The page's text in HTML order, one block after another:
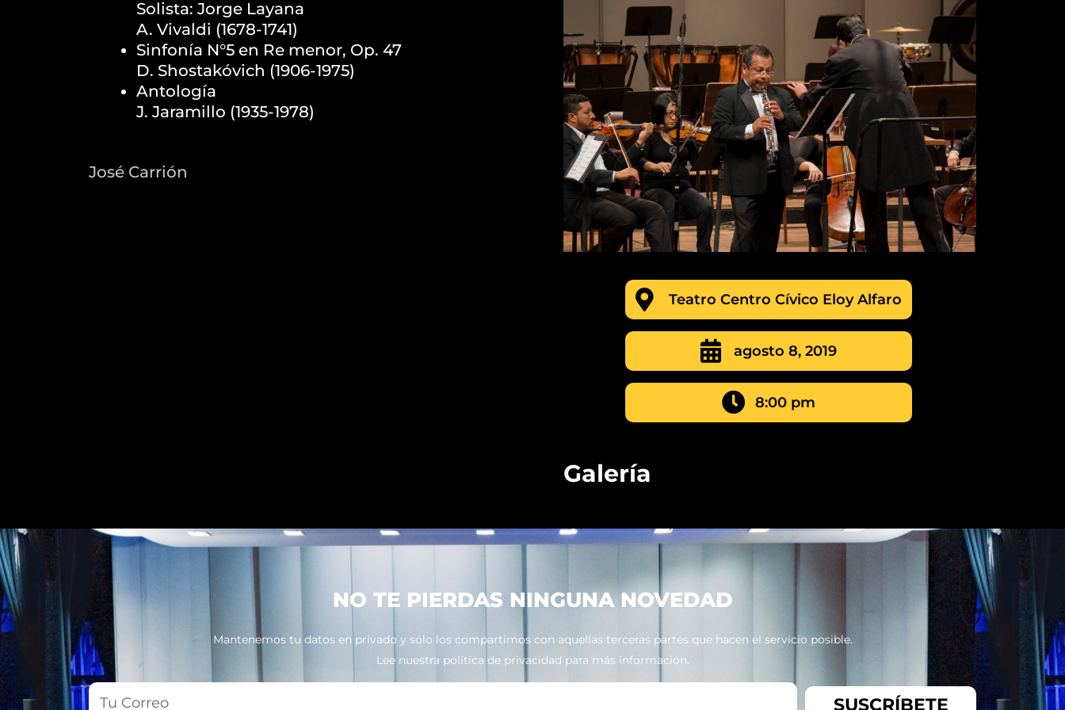
Solista: Jorge Layana
A. Vivaldi (1678-1741)
Sinfonía N°5 en Re menor, Op. 47
D. Shostakóvich (1906-1975)
Antología
J. Jaramillo (1935-1978)
José Carrión
Teatro Centro Cívico Eloy Alfaro
agosto 8, 2019
8:00 pm
Galería
NO TE PIERDAS NINGUNA NOVEDAD
Mantenemos tu datos en privado y sólo los compartimos con aquellas terceras partes que hacen el servicio posible.
Lee nuestra política de privacidad para más información.
Tu
SUSCRÍBETE